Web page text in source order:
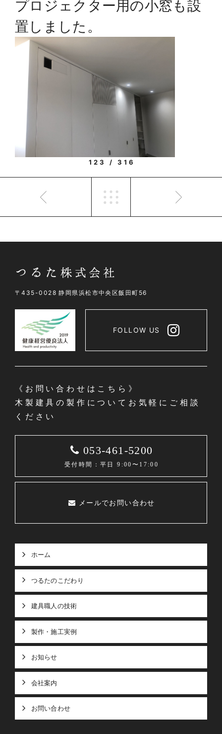
プロジェクター用の小窓も設
置しました。
123 / 316
〒435-0028 静岡県浜松市中央区飯田町56
FOLLOW US
《お問い合わせはこちら》
木製建具の製作についてお気軽にご相談
ください
053-461-5200
受付時間：平日 9:00〜17:00
メールでお問い合わせ
ホーム
つるたのこだわり
建具職人の技術
製作・施工実例
お知らせ
会社案内
お問い合わせ